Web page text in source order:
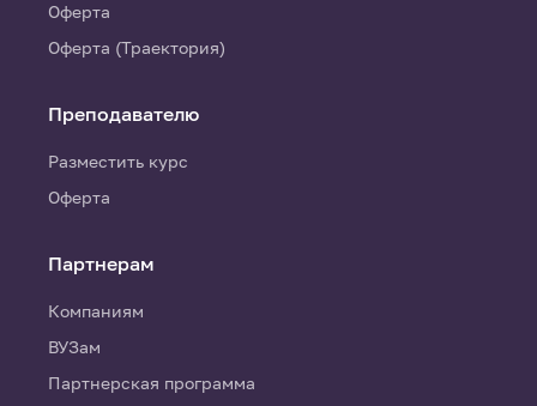
Оферта
Оферта (Траектория)
Преподавателю
Разместить курс
Оферта
Партнерам
Компаниям
ВУЗам
Партнерская программа